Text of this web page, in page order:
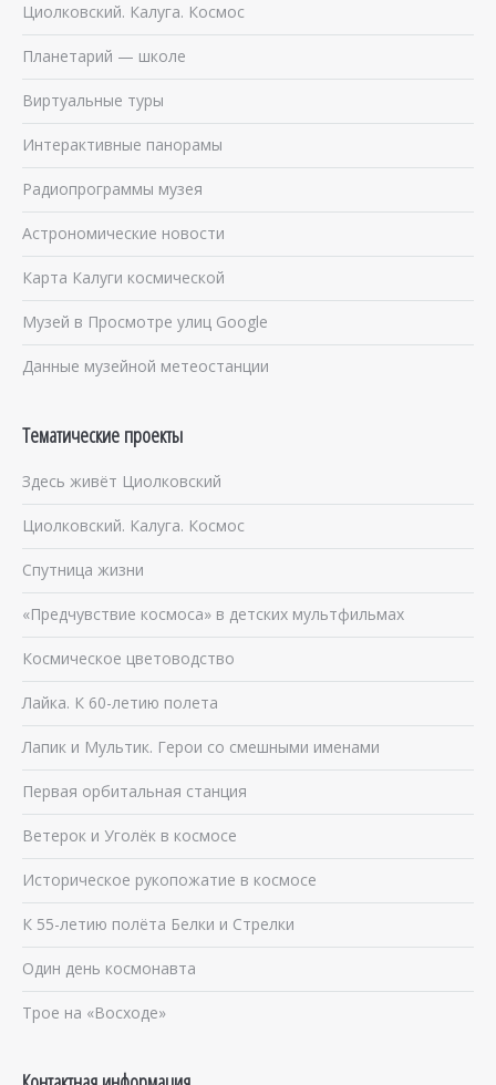
Циолковский. Калуга. Космос
Планетарий — школе
Виртуальные туры
Интерактивные панорамы
Радиопрограммы музея
Астрономические новости
Карта Калуги космической
Музей в Просмотре улиц Google
Данные музейной метеостанции
Тематические проекты
Здесь живёт Циолковский
Циолковский. Калуга. Космос
Спутница жизни
«Предчувствие космоса» в детских мультфильмах
Космическое цветоводство
Лайка. К 60-летию полета
Лапик и Мультик. Герои со смешными именами
Первая орбитальная станция
Ветерок и Уголёк в космосе
Историческое рукопожатие в космосе
К 55-летию полёта Белки и Стрелки
Один день космонавта
Трое на «Восходе»